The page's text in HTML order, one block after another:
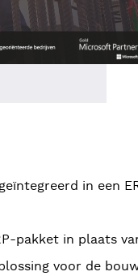
in een
pakket in plaats
voor de